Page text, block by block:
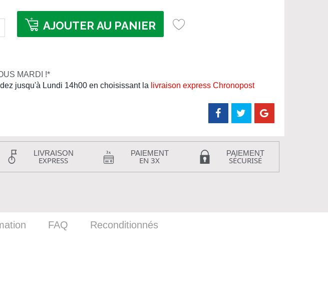
AJOUTER AU PANIER
MARDI !*
jusqu'à Lundi 14h00 en choisissant la livraison express Chronopost
LIVRAISON
EXPRESS
PAIEMENT
EN 3X
PAIEMENT
SÉCURISÉ
FAQ Reconditionnés